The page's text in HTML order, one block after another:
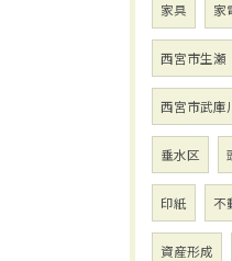
家具 家
西宮市生瀬
西宮市武庫
垂水区
印紙 不
資産形成